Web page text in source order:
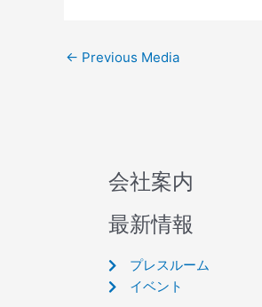
← Previous Media
会社案内
最新情報
プレスルーム
イベント